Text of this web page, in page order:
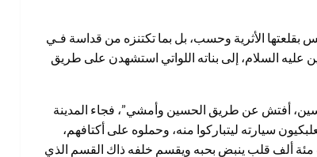
بقلعتها الأثرية وحسب، بل بما تكتنزه من قداسة فـي
السلام، إلى بناته اللواتي استشهدن على طريق
أفتش عن طريق الحسين وأمشي”، فجاء المدينة
سيارته ليتباركوا منه، وحملوه على أكتافهم،
ألف قلب ينبض بحبه ويقسم خلفه ذاك القسم الذي